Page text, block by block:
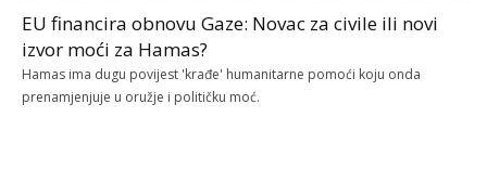
EU financira obnovu Gaze: Novac za civile ili novi
izvor moći za Hamas?
Hamas ima dugu povijest 'krađe' humanitarne pomoći koju onda
prenamjenjuje u oružje i političku moć.